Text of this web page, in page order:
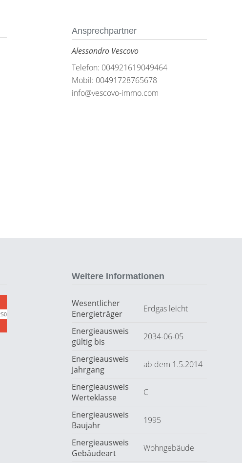
Ansprechpartner
Alessandro Vescovo
Telefon: 004921619049464
Mobil: 00491728765678
info@vescovo-immo.com
Weitere Informationen
Wesentlicher
Energieträger
Erdgas leicht
Energieausweis
gültig bis
2034-06-05
Energieausweis
Jahrgang
ab dem 1.5.2014
Energieausweis
Werteklasse
C
Energieausweis
Baujahr
1995
Energieausweis
Gebäudeart
Wohngebäude